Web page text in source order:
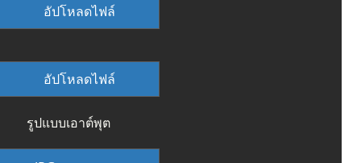
อัปโหลดไฟล์
อัปโหลดไฟล์
รูปแบบเอาต์พุต